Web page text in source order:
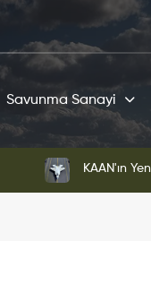
Savunma Sanayi
KAAN'ın Yeni Prototipi Pist